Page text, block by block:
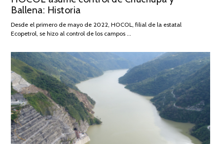
2026
Ballena: Historia
Desde el primero de mayo de 2022, HOCOL, filial de la estatal
Ecopetrol, se hizo al control de los campos …